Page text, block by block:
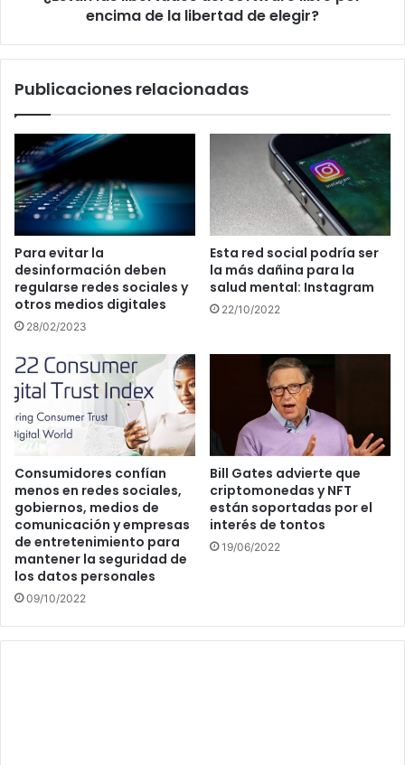
encima de la libertad de elegir?
Publicaciones relacionadas
Para evitar la
desinformación deben
regularse redes sociales y
otros medios digitales
28/02/2023
Esta red social podría ser
la más dañina para la
salud mental: Instagram
22/10/2022
Consumidores confían
menos en redes sociales,
gobiernos, medios de
comunicación y empresas
de entretenimiento para
mantener la seguridad de
los datos personales
09/10/2022
Bill Gates advierte que
criptomonedas y NFT
están soportadas por el
interés de tontos
19/06/2022